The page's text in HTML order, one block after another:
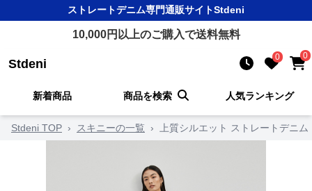
ストレートデニム専門通販サイトStdeni
10,000円以上のご購入で送料無料
Stdeni 0 0
新着商品 商品を検索 人気ランキング
Stdeni TOP › スキニーの一覧 › 上質シルエット ストレートデニム